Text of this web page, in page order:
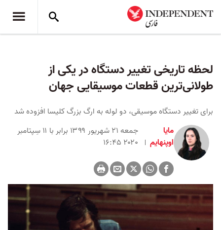
لحظه تاریخی تغییر دستگاه در یکی از
طولانی‌ترین قطعات موسیقایی جهان
برای تغییر دستگاه موسیقی، دو لوله به ارگ بزرگ کلیسا افزوده شد
مایا
اوپنهایم
جمعه ۲۱ شهریور ۱۳۹۹ برابر با ۱۱ سِپتامبر
۲۰۲۰ ۱۶:۴۵